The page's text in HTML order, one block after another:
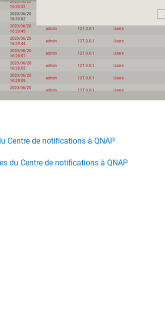
Centre de notifications à QNAP
du Centre de notifications à QNAP